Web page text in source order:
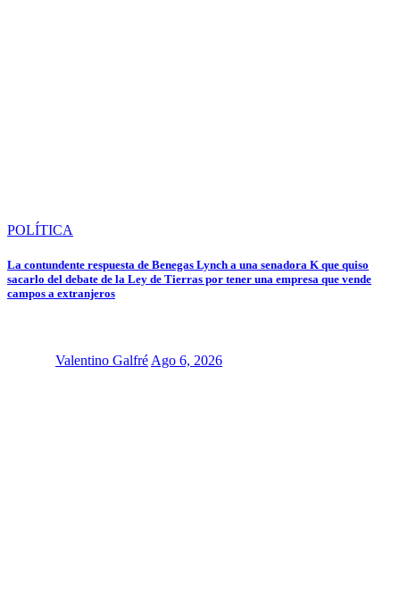
POLÍTICA
La contundente respuesta de Benegas Lynch a una senadora K que quiso
sacarlo del debate de la Ley de Tierras por tener una empresa que vende
campos a extranjeros
Valentino GalfréAgo 6, 2026